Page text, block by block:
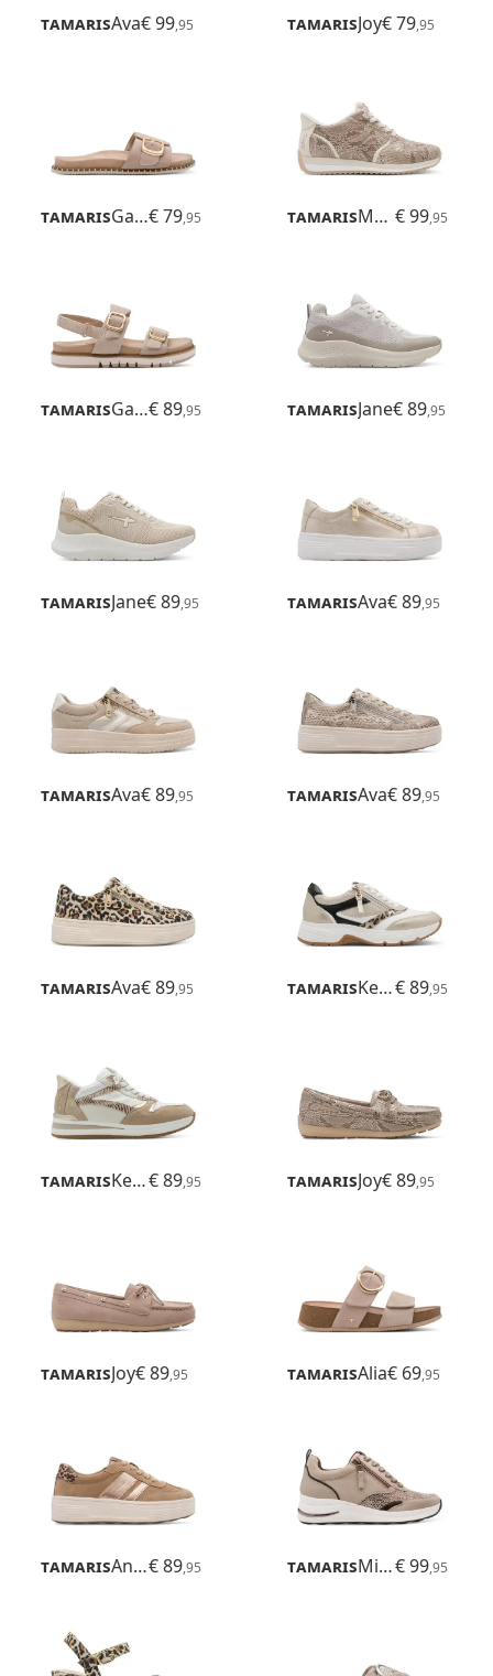
TamarisAva€ 99,95 TamarisJoy€ 79,95
Tamaris Gafu€ 79,95 Tamaris Mona € 99,95
Tamaris Gafu€ 89,95 TamarisJane€ 89,95
TamarisJane€ 89,95 TamarisAva€ 89,95
TamarisAva€ 89,95 TamarisAva€ 89,95
TamarisAva€ 89,95 Tamaris Kelly€ 89,95
Tamaris Kelly€ 89,95 TamarisJoy€ 89,95
TamarisJoy€ 89,95 TamarisAlia€ 69,95
Tamaris Anne€ 89,95 Tamaris Milana€ 99,95